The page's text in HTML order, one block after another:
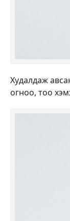
Худалдаж
огноо, тоо